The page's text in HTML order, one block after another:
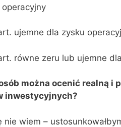
operacyjny
ujemne dla zysku
równe zeru lub ujemne
można ocenić realną i
inwestycyjnych?
nie wiem –